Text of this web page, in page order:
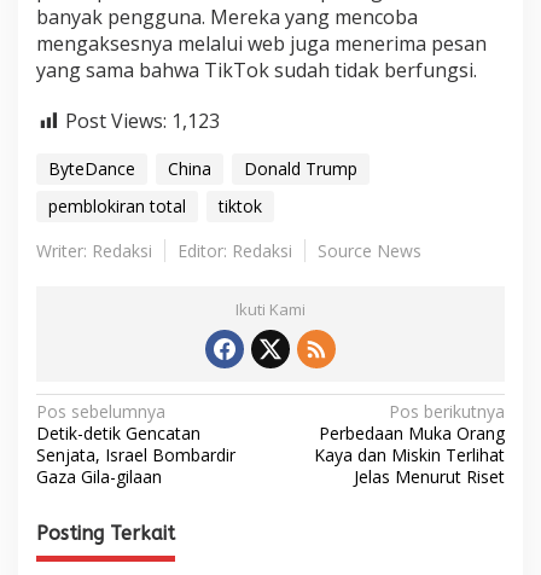
banyak pengguna. Mereka yang mencoba
mengaksesnya melalui web juga menerima pesan
yang sama bahwa TikTok sudah tidak berfungsi.
Post Views: 1,123
ByteDance China
Donald Trump
pemblokiran total
tiktok
Writer: Redaksi
Editor: Redaksi Source News
Ikuti Kami
N
a
v
i
g
Pos sebelumnya
Detik-detik Gencatan
Senjata, Israel Bombardir
Gaza Gila-gilaan
Pos berikutnya
Perbedaan Muka Orang
Kaya dan Miskin Terlihat
Jelas Menurut Riset
Posting Terkait